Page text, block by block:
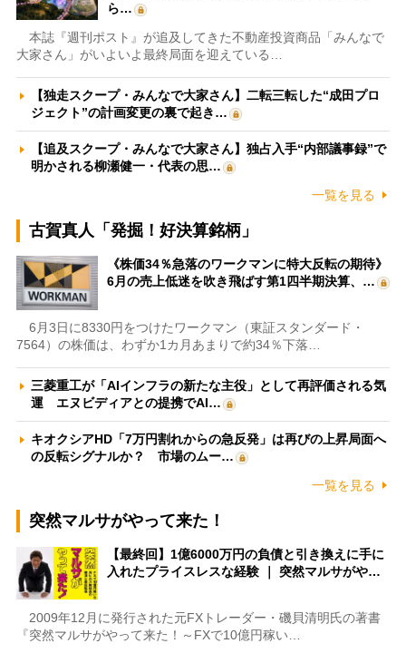
ら…
本誌『週刊ポスト』が追及してきた不動産投資商品「みんなで
大家さん」がいよいよ最終局面を迎えている…
【独走スクープ・みんなで大家さん】二転三転した“成田プロ
ジェクト”の計画変更の裏で起き…
【追及スクープ・みんなで大家さん】独占入手“内部議事録”で
明かされる柳瀬健一・代表の思…
一覧を見る
古賀真人「発掘！好決算銘柄」
《株価34％急落のワークマンに特大反転の期待》
6月の売上低迷を吹き飛ばす第1四半期決算、…
6月3日に8330円をつけたワークマン（東証スタンダード・
7564）の株価は、わずか1カ月あまりで約34％下落…
三菱重工が「AIインフラの新たな主役」として再評価される気
運 エヌビディアとの提携でAI…
キオクシアHD「7万円割れからの急反発」は再びの上昇局面へ
の反転シグナルか？ 市場のムー…
一覧を見る
突然マルサがやって来た！
【最終回】1億6000万円の負債と引き換えに手に
入れたプライスレスな経験 ｜ 突然マルサがや…
2009年12月に発行された元FXトレーダー・磯貝清明氏の著書
『突然マルサがやって来た！～FXで10億円稼い…